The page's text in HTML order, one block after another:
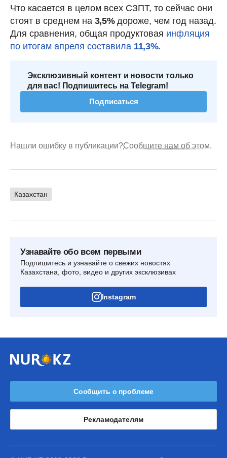
Что касается в целом всех СЗПТ, то сейчас они
стоят в среднем на 3,5%дороже, чем год назад.
Для сравнения, общая продуктовая инфляция
по итогам апреля составила 11,3%.
Эксклюзивный контент и новости только
для вас! Подпишитесь на Telegram!
Подписаться
Нашли ошибку в публикации?Сообщите нам об этом.
Казахстан
Узнавайте обо всем первыми
Подпишитесь и узнавайте о свежих новостях
Казахстана, фото, видео и других эксклюзивах
Instagram
Сообщить о проблеме
Рекламодателям